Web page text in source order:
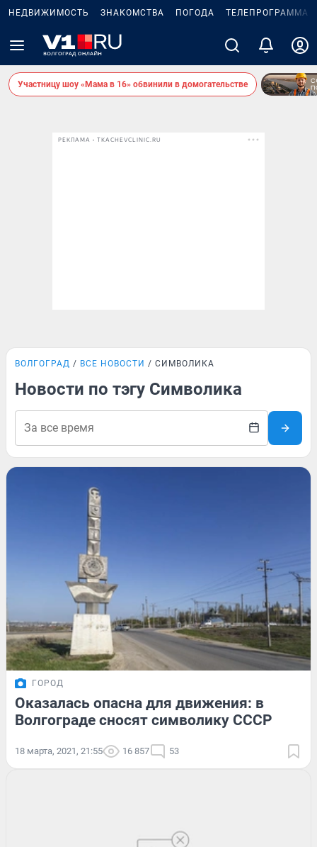
НЕДВИЖИМОСТЬ ЗНАКОМСТВА ПОГОДА ТЕЛЕПРОГРАММА
Участницу шоу «Мама в 16» обвинили в домогательстве
РЕКЛАМА • TKACHEVCLINIC.RU
ВОЛГОГРАД ВСЕ НОВОСТИ СИМВОЛИКА
Новости по тэгу Символика
ГОРОД
Оказалась опасна для движения: в
Волгограде сносят символику СССР
18 марта, 2021, 21:55 16 857 53